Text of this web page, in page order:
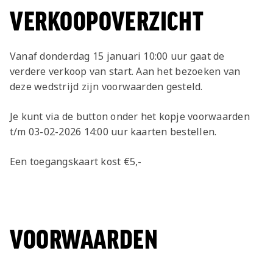
VERKOOPOVERZICHT
Vanaf donderdag 15 januari 10:00 uur gaat de
verdere verkoop van start. Aan het bezoeken van
deze wedstrijd zijn voorwaarden gesteld.
Je kunt via de button onder het kopje voorwaarden
t/m 03-02-2026 14:00 uur kaarten bestellen.
Een toegangskaart kost €5,-
VOORWAARDEN